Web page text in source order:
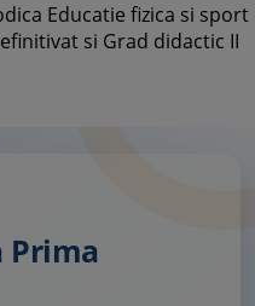
Educatie fizica si sport
si Grad didactic II
Prima